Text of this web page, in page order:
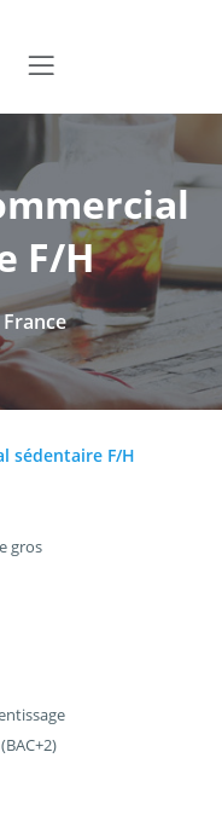
F/H
sédentaire F/H
gros